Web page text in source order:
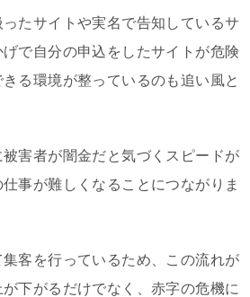
たサイトや実名で告知しているサ
で自分の申込をしたサイトが危険
る環境が整っているのも追い風と
害者が闇金だと気づくスピードが
事が難しくなることにつながりま
客を行っているため、この流れが
下がるだけでなく、赤字の危機に